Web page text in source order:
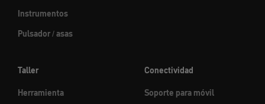
Instrumentos
Pulsador / asas
Taller
Herramienta
Conectividad
Soporte para móvil